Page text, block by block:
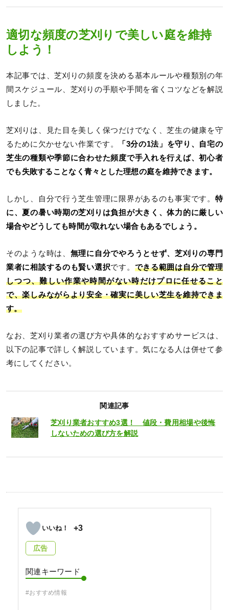
適切な頻度の芝刈りで美しい庭を維持
しよう！
本記事では、芝刈りの頻度を決める基本ルールや種類別の年
間スケジュール、芝刈りの手順や手間を省くコツなどを解説
しました。
芝刈りは、見た目を美しく保つだけでなく、芝生の健康を守
るために欠かせない作業です。
「3分の1法」を守り、自宅の
芝生の種類や季節に合わせた頻度で手入れを行えば、初心者
でも失敗することなく青々とした理想の庭を維持できます。
しかし、自分で行う芝生管理に限界があるのも事実です。 特
に、夏の暑い時期の芝刈りは負担が大きく、体力的に厳しい
場合やどうしても時間が取れない場合もあるでしょう。
そのような時は、 無理に自分でやろうとせず、芝刈りの専門
業者に相談するのも賢い選択です。 できる範囲は自分で管理
しつつ、難しい作業や時間がない時だけプロに任せること
で、楽しみながらより安全・確実に美しい芝生を維持できま
す。
なお、芝刈り業者の選び方や具体的なおすすめサービスは、
以下の記事で詳しく解説しています。気になる人は併せて参
考にしてください。
関連記事
芝刈り業者おすすめ3選！ 値段・費用相場や後悔
しないための選び方を解説
+3
広告
関連キーワード
#おすすめ情報